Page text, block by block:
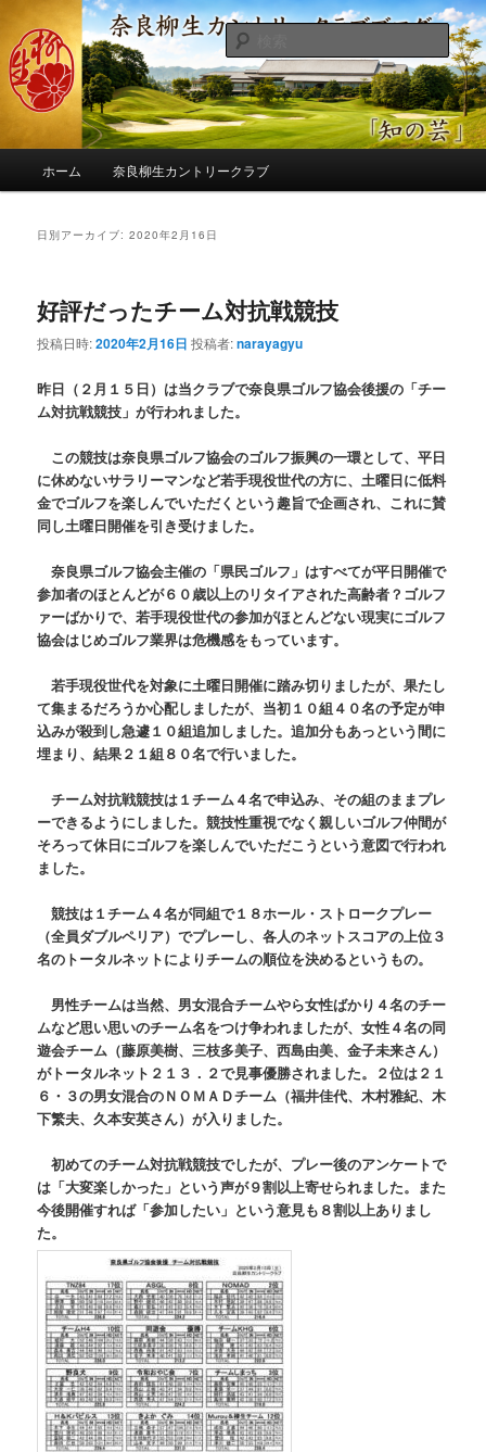
ン
コ
ン
へ
コ
ン
ツ
移
奈良柳生カントリークラブ総支配人
ブログ
季節の話題、クラブの出来事、コースの改修・更新作業、ゴルフに関する随
筆、喜怒哀楽などを気まぐれに発信します。
検
索
ホーム 奈良柳生カントリークラブ
日別アーカイブ:2020年2月16日
好評だったチーム対抗戦競技
投稿日時:2020年2月16日 投稿者:narayagyu
昨日（２月１５日）は当クラブで奈良県ゴルフ協会後援の「チー
ム対抗戦競技」が行われました。
この競技は奈良県ゴルフ協会のゴルフ振興の一環として、平日
に休めないサラリーマンなど若手現役世代の方に、土曜日に低料
金でゴルフを楽しんでいただくという趣旨で企画され、これに賛
同し土曜日開催を引き受けました。
奈良県ゴルフ協会主催の「県民ゴルフ」はすべてが平日開催で
参加者のほとんどが６０歳以上のリタイアされた高齢者？ゴルフ
ァーばかりで、若手現役世代の参加がほとんどない現実にゴルフ
協会はじめゴルフ業界は危機感をもっています。
若手現役世代を対象に土曜日開催に踏み切りましたが、果たし
て集まるだろうか心配しましたが、当初１０組４０名の予定が申
込みが殺到し急遽１０組追加しました。追加分もあっという間に
埋まり、結果２１組８０名で行いました。
チーム対抗戦競技は１チーム４名で申込み、その組のままプレ
ーできるようにしました。競技性重視でなく親しいゴルフ仲間が
そろって休日にゴルフを楽しんでいただこうという意図で行われ
ました。
競技は１チーム４名が同組で１８ホール・ストロークプレー
（全員ダブルペリア）でプレーし、各人のネットスコアの上位３
名のトータルネットによりチームの順位を決めるというもの。
男性チームは当然、男女混合チームやら女性ばかり４名のチー
ムなど思い思いのチーム名をつけ争われましたが、女性４名の同
遊会チーム（藤原美樹、三枝多美子、西島由美、金子未来さん）
がトータルネット２１３．２で見事優勝されました。２位は２１
６・３の男女混合のＮＯＭＡＤチーム（福井佳代、木村雅紀、木
下繁夫、久本安英さん）が入りました。
初めてのチーム対抗戦競技でしたが、プレー後のアンケートで
は「大変楽しかった」という声が９割以上寄せられました。また
今後開催すれば「参加したい」という意見も８割以上ありまし
た。